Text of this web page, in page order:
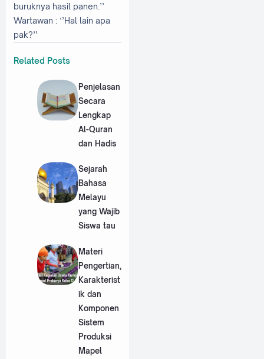
buruknya hasil panen.’’
Wartawan : ‘’Hal lain apa
pak?’’
Related Posts
Penjelasan
Secara
Lengkap
Al-Quran
dan Hadis
Sejarah
Bahasa
Melayu
yang Wajib
Siswa tau
Materi
Pengertian,
Karakterist
ik dan
Komponen
Sistem
Produksi
Mapel